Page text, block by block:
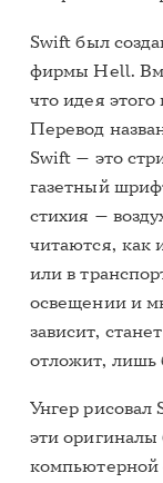
Swift был
фирмы Hell.
что идея
Перевод
Swift — это
газетный
стихия —
читаются, как
или в
освещении и
зависит,
отложит, лишь
Унгер рисовал
эти